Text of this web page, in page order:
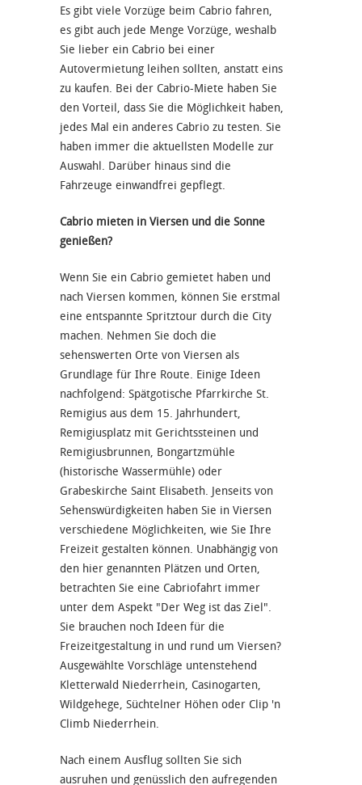
Es gibt viele Vorzüge beim Cabrio fahren,
es gibt auch jede Menge Vorzüge, weshalb
Sie lieber ein Cabrio bei einer
Autovermietung leihen sollten, anstatt eins
zu kaufen. Bei der Cabrio-Miete haben Sie
den Vorteil, dass Sie die Möglichkeit haben,
jedes Mal ein anderes Cabrio zu testen. Sie
haben immer die aktuellsten Modelle zur
Auswahl. Darüber hinaus sind die
Fahrzeuge einwandfrei gepflegt.
Cabrio mieten in Viersen und die Sonne
genießen?
Wenn Sie ein Cabrio gemietet haben und
nach Viersen kommen, können Sie erstmal
eine entspannte Spritztour durch die City
machen. Nehmen Sie doch die
sehenswerten Orte von Viersen als
Grundlage für Ihre Route. Einige Ideen
nachfolgend: Spätgotische Pfarrkirche St.
Remigius aus dem 15. Jahrhundert,
Remigiusplatz mit Gerichtssteinen und
Remigiusbrunnen, Bongartzmühle
(historische Wassermühle) oder
Grabeskirche Saint Elisabeth. Jenseits von
Sehenswürdigkeiten haben Sie in Viersen
verschiedene Möglichkeiten, wie Sie Ihre
Freizeit gestalten können. Unabhängig von
den hier genannten Plätzen und Orten,
betrachten Sie eine Cabriofahrt immer
unter dem Aspekt "Der Weg ist das Ziel".
Sie brauchen noch Ideen für die
Freizeitgestaltung in und rund um Viersen?
Ausgewählte Vorschläge untenstehend
Kletterwald Niederrhein, Casinogarten,
Wildgehege, Süchtelner Höhen oder Clip 'n
Climb Niederrhein.
Nach einem Ausflug sollten Sie sich
ausruhen und genüsslich den aufregenden